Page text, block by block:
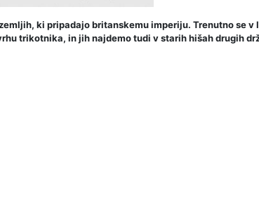
ki pripadajo britanskemu imperiju. Trenutno se v
trikotnika, in jih najdemo tudi v starih hišah drugih